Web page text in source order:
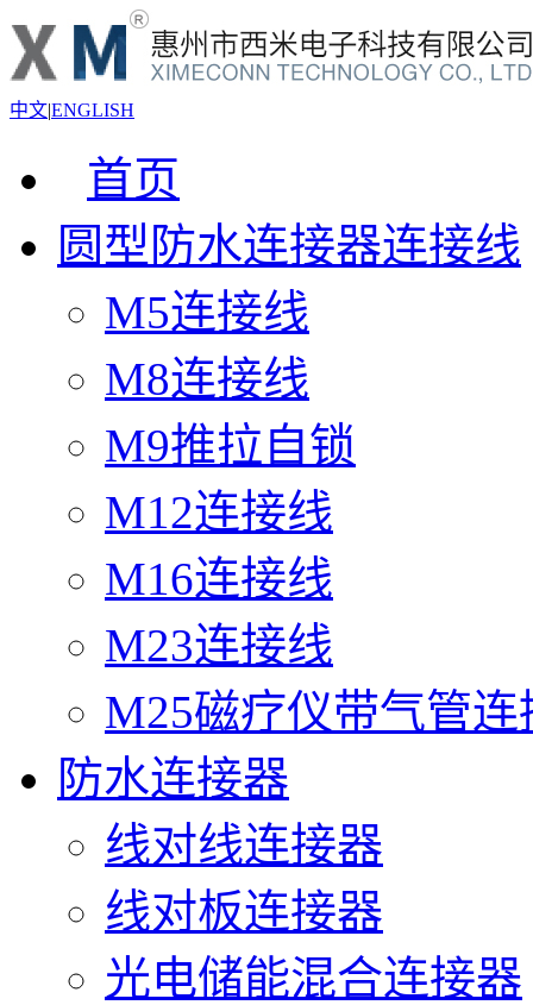
中文|ENGLISH
首页
圆型防水连接器连接线
M5连接线
M8连接线
M9推拉自锁
M12连接线
M16连接线
M23连接线
M25磁疗仪带气管连
防水连接器
线对线连接器
线对板连接器
光电储能混合连接器